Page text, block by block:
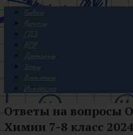
Главная
Вопросы
ГДЗ
ВПР
Диктанты
Тесты
Викторины
Интересное
Ответы на вопросы
Химии 7-8 класс